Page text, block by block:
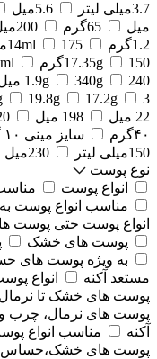
3.7میلی لیتر
5.6میل
میل
65گرم 200میل
1.2گرم
14ml 175میل
17.35g
150گرم
1.9g
340g 240 میل
19.8g 17.2g 3 گرم
22 میل
198 میل
۴۰گرم
سایز مینی ۱۰ گرم
150میلی لیتر
230میل
نوع پوست
انواع پوست
مناسب انواع پوست
انواع پوست حتی پوست
پوست های خشک
به ویژه پوست های
مستعد آکنه
انواع
پوست های خشک تا نرمال
پوست های نرمال، چرب
آکنه
مناسب انواع
پوست های